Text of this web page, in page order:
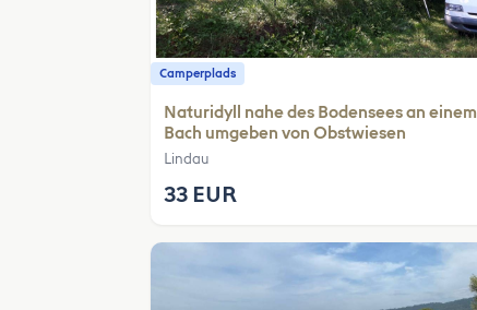
Camperplads
Naturidyll nahe des Bodensees an einem
Bach umgeben von Obstwiesen
Lindau
33 EUR